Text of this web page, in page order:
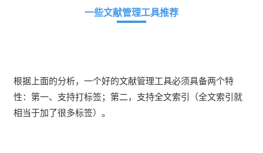
一些文献管理工具推荐
根据上面的分析，一个好的文献管理工具必须具备两个特
性：第一、支持打标签；第二，支持全文索引（全文索引就
相当于加了很多标签）。